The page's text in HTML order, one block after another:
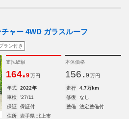
ャー 4WD ガラスルーフ
ラン付き
支払総額
164.9 万円
本体価格
156. 9 万円
年式 2022年 走行
4.7万km
車検
'27/11 修復
なし
保証
保証付 整備
法定整備付
住所
岩手県 北上市